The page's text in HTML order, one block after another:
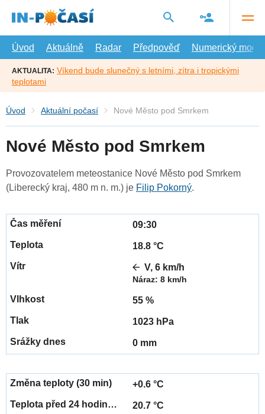
hlavní
Úvod
Aktuálně Radar Předpověď Numerický model
AKTUALITA: Víkend bude slunečný s letními, zítra i tropickými
teplotami
Úvod Aktuální počasí Nové Město pod Smrkem
Nové Město pod Smrkem
Provozovatelem meteostanice Nové Město pod Smrkem
(Liberecký kraj, 480 m n. m.) je Filip Pokorný.
09:30
18.8 °C
V, 6 km/h
Náraz: 8 km/h
55 %
1023 hPa
0 mm
+0.6 °C
20.7 °C